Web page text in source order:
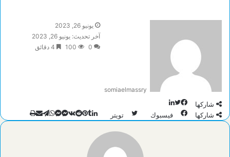
somiaelmassry
يونيو 26, 2023
آخر تحديث: يونيو 26, 2023
0
100
شاركها فيسبوك
تويتر
لينكدإن
شاركها
فيسبوك تويتر لينكدإن
بينتيريست
ماسنجر
ماسنجر
واتساب
تيلقرام
مشاركة
طباعة